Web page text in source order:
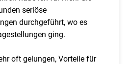
seriöse
durchgeführt, wo es
ging.
oft gelungen, Vorteile für